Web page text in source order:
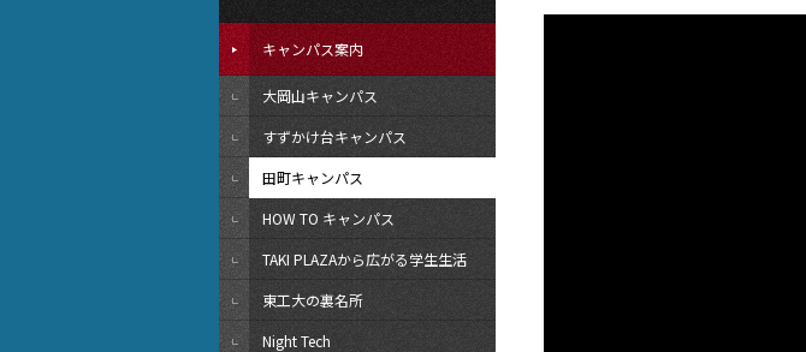
キャンパス案内
大岡山キャンパス
すずかけ台キャンパス
田町キャンパス
HOW TO キャンパス
TAKI PLAZAから広がる学生生活
東工大の裏名所
Night Tech